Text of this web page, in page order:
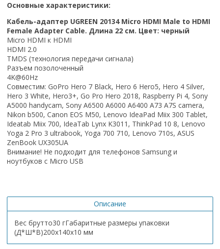
Основные характеристики:
Кабель-адаптер UGREEN 20134 Micro HDMI Male to HDMI
Female Adapter Cable. Длина 22 см. Цвет: черный
Micro HDMI к HDMI
HDMI 2.0
TMDS (технология передачи сигнала)
Разъем позолоченный
4K@60Hz
Совместим: GoPro Hero 7 Black, Hero 6 Hero5, Hero 4 Silver,
Hero 3 White, Hero3+, Go Pro Hero 2018, Raspberry Pi 4, Sony
A5000 handycam, Sony A6500 A6000 A6400 A73 A7S camera,
Nikon b500, Canon EOS M50, Lenovo IdeaPad Miix 300 Tablet,
Ideatab Miix 700, IdeaTab Lynx K3011, ThinkPad 10 8, Lenovo
Yoga 2 Pro 3 ultrabook, Yoga 700 710, Lenovo 710s, ASUS
ZenBook UX305UA
Внимание! Не подходит для телефонов Samsung и
ноутбуков с Micro USB
Описание
Вес брутто30 гГабаритные размеры упаковки
(Д*Ш*В)200х140х10 мм